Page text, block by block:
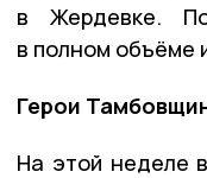
в Жердевке.
в полном объёме
Герои
На этой неделе